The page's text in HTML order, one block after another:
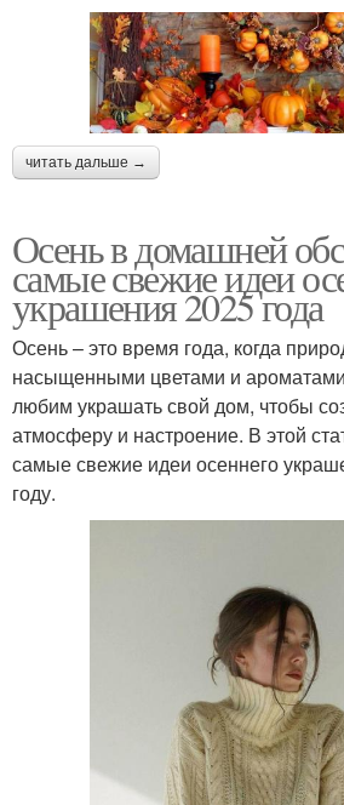
читать дальше →
Осень в домашней
самые свежие идеи
украшения 2025 года
Осень – это время года, когда
насыщенными цветами и
любим украшать свой дом, чтобы
атмосферу и настроение. В этой
самые свежие идеи осеннего
году.